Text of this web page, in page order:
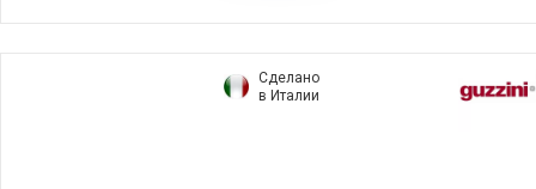
Сделано
в Италии